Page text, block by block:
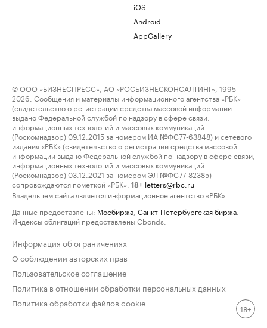
iOS
Android
AppGallery
© ООО «БИЗНЕСПРЕСС», АО «РОСБИЗНЕСКОНСАЛТИНГ», 1995–
2026. Сообщения и материалы информационного агентства «РБК»
(свидетельство о регистрации средства массовой информации
выдано Федеральной службой по надзору в сфере связи,
информационных технологий и массовых коммуникаций
(Роскомнадзор) 09.12.2015 за номером ИА №ФС77-63848) и сетевого
издания «РБК» (свидетельство о регистрации средства массовой
информации выдано Федеральной службой по надзору в сфере связи,
информационных технологий и массовых коммуникаций
(Роскомнадзор) 03.12.2021 за номером ЭЛ №ФС77-82385)
сопровождаются пометкой «РБК».
18+ letters@rbc.ru
Владельцем сайта является информационное агентство «РБК».
Данные предоставлены: Мосбиржа Санкт-Петербургская биржа
Индексы облигаций предоставлены Cbonds.
Информация об ограничениях
О соблюдении авторских прав
Пользовательское соглашение
Политика в отношении обработки персональных данных
Политика обработки файлов cookie
18+